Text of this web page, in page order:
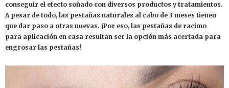
conseguir el efecto soñado con diversos productos y tratamientos.
A pesar de todo, las pestañas naturales al cabo de 3 meses tienen
que dar paso a otras nuevas. ¡Por eso, las pestañas de racimo
para aplicación en casa resultan ser la opción más acertada para
engrosar las pestañas!